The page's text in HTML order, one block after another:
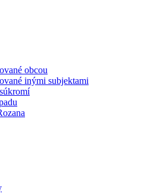
obcou
inými subjektami